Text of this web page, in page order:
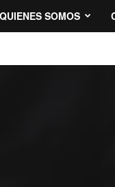
QUIENES SOMOS